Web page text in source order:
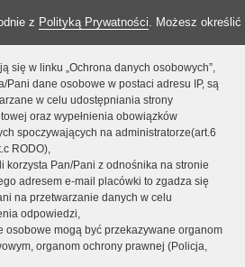
z Polityką Prywatności. Możesz określić
się w linku „Ochrona danych osobowych”,
Pani dane osobowe w postaci adresu IP, są
w celu udostępniania strony
oraz wypełnienia obowiązków
spoczywających na administratorze(art.6
RODO),
korzysta Pan/Pani z odnośnika na stronie
adresem e-mail placówki to zgadza się
na przetwarzanie danych w celu
odpowiedzi,
osobowe mogą być przekazywane organom
organom ochrony prawnej (Policja,